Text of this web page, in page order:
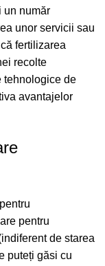
un număr
unor servicii sau
fertilizarea
recolte
tehnologice de
avantajelor
pentru
de starea
puteți găsi cu